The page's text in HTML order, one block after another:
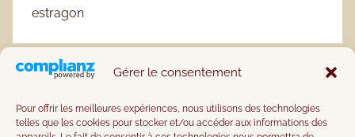
Gérer le consentement
Pour offrir les meilleures expériences, nous utilisons des technologies
telles que les cookies pour stocker et/ou accéder aux informations des
estragon